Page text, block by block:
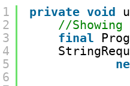
1
2
3
4
5
6
private void
//
final